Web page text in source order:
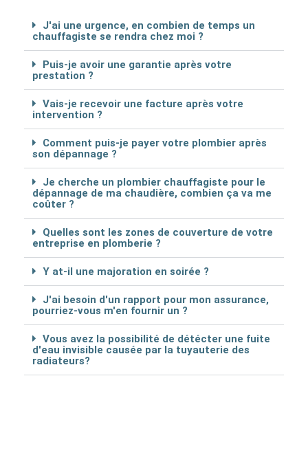
J'ai une urgence, en combien de temps un
chauffagiste se rendra chez moi ?
Puis-je avoir une garantie après votre
prestation ?
Vais-je recevoir une facture après votre
intervention ?
Comment puis-je payer votre plombier après
son dépannage ?
Je cherche un plombier chauffagiste pour le
dépannage de ma chaudière, combien ça va me
coûter ?
Quelles sont les zones de couverture de votre
entreprise en plomberie ?
Y at-il une majoration en soirée ?
J'ai besoin d'un rapport pour mon assurance,
pourriez-vous m'en fournir un ?
Vous avez la possibilité de détécter une fuite
d'eau invisible causée par la tuyauterie des
radiateurs?